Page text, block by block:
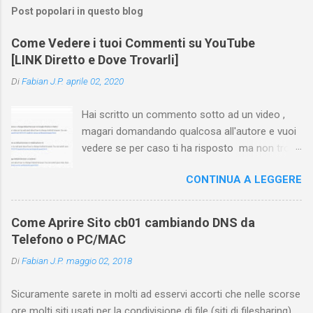
Post popolari in questo blog
Come Vedere i tuoi Commenti su YouTube
[LINK Diretto e Dove Trovarli]
DiFabian J.P. aprile 02, 2020
Hai scritto un commento sotto ad un video ,
magari domandando qualcosa all'autore e vuoi
vedere se per caso ti ha risposto ma non trovi
nessuna voce del tipo " cronologia commenti
YouTube " o cose simili? Vuoi sapere come
farlo sia se accedi dal tuo computer (PC/Mac)
oppure tramite smartphone (Android o iPhone)
usando l'app ? In questa guida ti mostrerò dove
trovare i propri commenti di YouTube , ossia
Ovviamente la risposta é positiva ma mi ci è
CONTINUA A LEGGERE
Come Aprire Sito cb01 cambiando DNS da
Telefono o PC/MAC
DiFabian J.P. maggio 02, 2018
Sicuramente sarete in molti ad esservi accorti che nelle scorse